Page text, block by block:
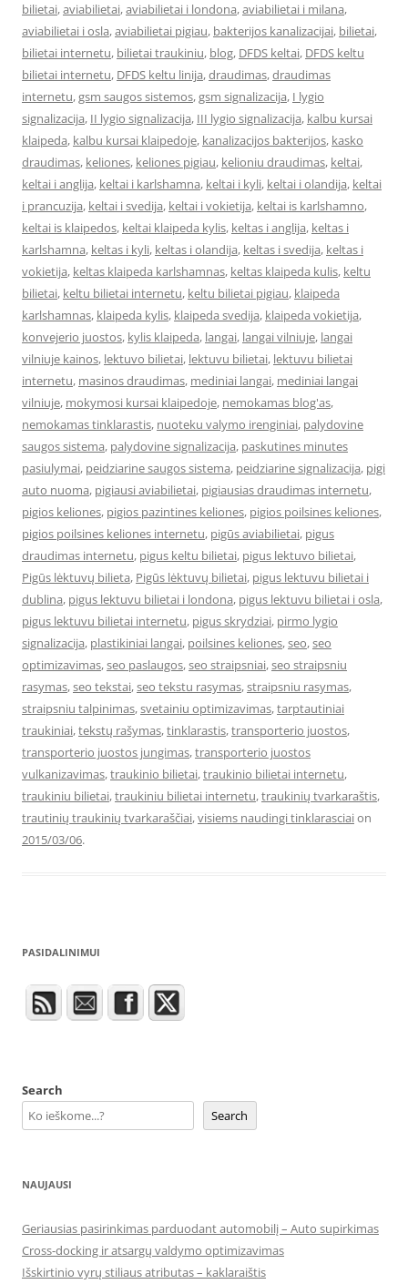
bilietai,aviabilietai,aviabilietai i londona,aviabilietai i milana,
aviabilietai i osla,aviabilietai pigiau, bakterijos kanalizacijai, bilietai,
bilietai internetu, bilietai traukiniu, blog, DFDS keltai, DFDS keltu
bilietai internetu, DFDS keltu linija,draudimas,draudimas
internetu,gsm saugos sistemos,gsm signalizacija, I lygio
signalizacija, II lygio signalizacija, III lygio signalizacija, kalbu kursai
klaipeda, kalbu kursai klaipedoje, kanalizacijos bakterijos, kasko
draudimas, keliones, keliones pigiau, kelioniu draudimas, keltai,
keltai i anglija, keltai i karlshamna, keltai i kyli, keltai i olandija, keltai
i prancuzija, keltai i svedija, keltai i vokietija, keltai is karlshamno,
keltai is klaipedos, keltai klaipeda kylis, keltas i anglija, keltas i
karlshamna, keltas i kyli, keltas i olandija, keltas i svedija, keltas i
vokietija, keltas klaipeda karlshamnas, keltas klaipeda kulis, keltu
bilietai, keltu bilietai internetu, keltu bilietai pigiau, klaipeda
karlshamnas, klaipeda kylis, klaipeda svedija, klaipeda vokietija,
konvejerio juostos, kylis klaipeda, langai, langai vilniuje, langai
vilniuje kainos, lektuvo bilietai, lektuvu bilietai, lektuvu bilietai
internetu, masinos draudimas, mediniai langai, mediniai langai
vilniuje, mokymosi kursai klaipedoje, nemokamas blog'as,
nemokamas tinklarastis, nuoteku valymo irenginiai, palydovine
saugos sistema, palydovine signalizacija, paskutines minutes
pasiulymai, peidziarine saugos sistema, peidziarine signalizacija, pigi
auto nuoma, pigiausi aviabilietai, pigiausias draudimas internetu,
pigios keliones, pigios pazintines keliones, pigios poilsines keliones,
pigios poilsines keliones internetu, pigūs aviabilietai, pigus
draudimas internetu, pigus keltu bilietai, pigus lektuvo bilietai,
Pigūs lėktuvų bilieta, Pigūs lėktuvų bilietai, pigus lektuvu bilietai i
dublina, pigus lektuvu bilietai i londona, pigus lektuvu bilietai i osla,
pigus lektuvu bilietai internetu, pigus skrydziai, pirmo lygio
signalizacija, plastikiniai langai, poilsines keliones,seo,seo
optimizavimas,seo paslaugos,seo straipsniai,seo straipsniu
rasymas,seo tekstai,seo tekstu rasymas,straipsniu rasymas,
straipsniu talpinimas,svetainiu optimizavimas,tarptautiniai
traukiniai,tekstų rašymas,tinklarastis,transporterio juostos,
transporterio juostos jungimas,transporterio juostos
vulkanizavimas,traukinio bilietai,traukinio bilietai internetu,
traukiniu bilietai,traukiniu bilietai internetu,traukinių tvarkaraštis,
trautinių traukinių tvarkaraščiai,visiems naudingi tinklarasciaion
2015/03/06.
PASIDALINIMUI
Search
Search
NAUJAUSI
Geriausias pasirinkimas parduodant automobilį – Auto supirkimas
Cross-docking ir atsargų valdymo optimizavimas
Išskirtinio vyrų stiliaus atributas – kaklaraištis